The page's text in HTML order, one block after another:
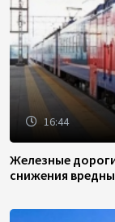
16:44
Железные
снижения